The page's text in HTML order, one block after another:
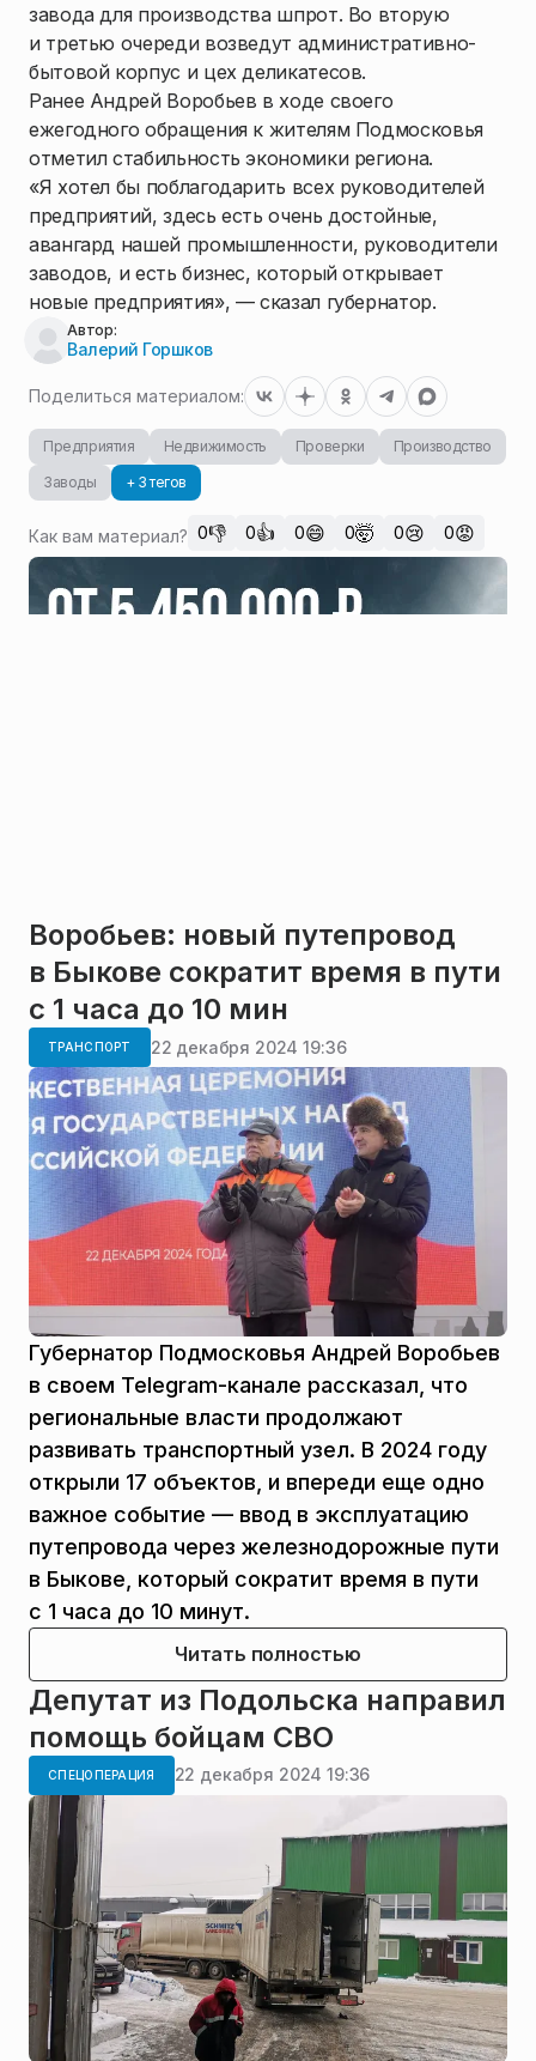
завода для производства шпрот. Во вторую
и третью очереди возведут административно-
бытовой корпус и цех деликатесов.
Ранее Андрей Воробьев в ходе своего
ежегодного обращения к жителям Подмосковья
отметил стабильность экономики региона.
«Я хотел бы поблагодарить всех руководителей
предприятий, здесь есть очень достойные,
авангард нашей промышленности, руководители
заводов, и есть бизнес, который открывает
новые предприятия», — сказал губернатор.
Автор:
Валерий Горшков
Поделиться материалом:
Предприятия Недвижимость Проверки
Производство
Заводы
+ 3 тегов
Как вам материал? 0👎 0👍 0😄 0🤯 0😢 0😡
Воробьев: новый путепровод
в Быкове сократит время в пути
с 1 часа до 10 мин
ТРАНСПОРТ 22 декабря 2024 19:36
Губернатор Подмосковья Андрей Воробьев
в своем Telegram-канале рассказал, что
региональные власти продолжают
развивать транспортный узел. В 2024 году
открыли 17 объектов, и впереди еще одно
важное событие — ввод в эксплуатацию
путепровода через железнодорожные пути
в Быкове, который сократит время в пути
с 1 часа до 10 минут.
Читать полностью
Депутат из Подольска направил
помощь бойцам СВО
СПЕЦОПЕРАЦИЯ 22 декабря 2024 19:36